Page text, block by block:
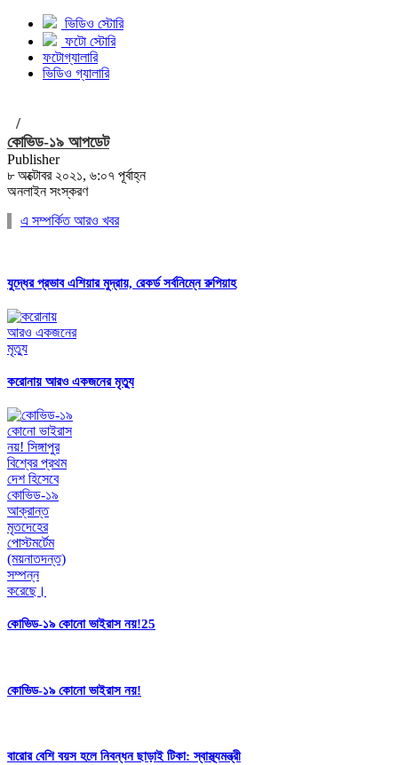
ভিডিও স্টোরি
ফটো স্টোরি
ফটোগ্যালারি
ভিডিও গ্যালারি
/
কোভিড-১৯ আপডেট
Publisher
৮ অক্টোবর ২০২১, ৬:০৭ পূর্বাহ্ন
অনলাইন সংস্করণ
এ সম্পর্কিত আরও খবর
যুদ্ধের প্রভাব এশিয়ার মুদ্রায়, রেকর্ড সর্বনিম্নে রুপিয়াহ
করোনায় আরও একজনের মৃত্যু
কোভিড-১৯ কোনো ভাইরাস নয়!25
কোভিড-১৯ কোনো ভাইরাস নয়!
বারোর বেশি বয়স হলে নিবন্ধন ছাড়াই টিকা: স্বাস্থ্যমন্ত্রী